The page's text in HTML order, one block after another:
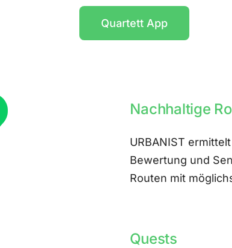
Quartett App
Nachhaltige
URBANIST
Bewertung und
Routen mit
Quests